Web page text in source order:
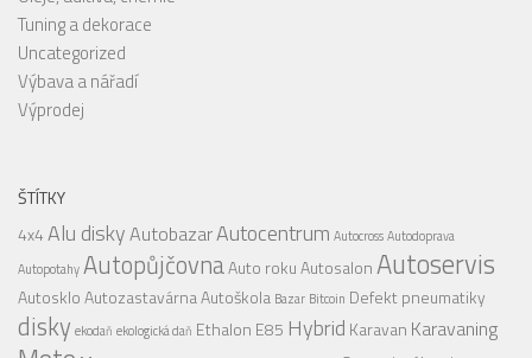
Tuning a dekorace
Uncategorized
Výbava a nářadí
Výprodej
ŠTÍTKY
4x4Alu diskyAutobazarAutocentrum AutocrossAutodoprava
AutopotahyAutopůjčovnaAuto rokuAutosalonAutoservis
AutoskloAutozastavárnaAutoškola Bazar Bitcoin Defekt pneumatiky
disky ekodaň ekologická daň Ethalon E85 Hybrid Karavan Karavaning